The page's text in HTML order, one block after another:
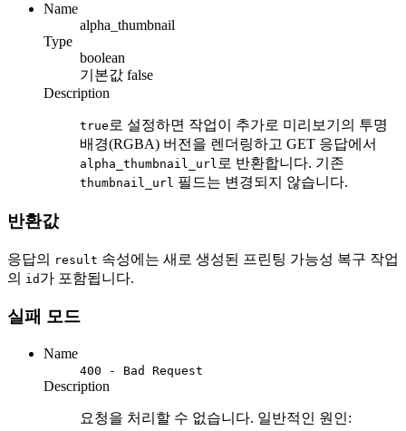
Name
alpha_thumbnail
Type
boolean
기본값 false
Description
true 로 설정하면 작업이 추가로 미리보기의 투명
배경(RGBA) 버전을 렌더링하고 GET 응답에서
alpha_thumbnail_url 로 반환합니다. 기존
thumbnail_url 필드는 변경되지 않습니다.
반환값
응답의 result 속성에는 새로 생성된 프린팅 가능성 복구 작업
의 id 가 포함됩니다.
실패 모드
Name
400 - Bad Request
Description
요청을 처리할 수 없습니다. 일반적인 원인: